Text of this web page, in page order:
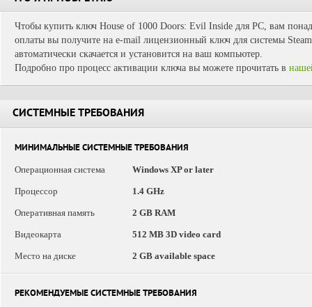
Чтобы купить ключ House of 1000 Doors: Evil Inside для PC, вам
оплаты вы получите на e-mail лицензионный ключ для системы
автоматически скачается и установится на ваш компьютер.
Подробно про процесс активации ключа вы можете прочитать в
СИСТЕМНЫЕ ТРЕБОВАНИЯ
МИНИМАЛЬНЫЕ СИСТЕМНЫЕ ТРЕБОВАНИЯ
Операционная система
Windows XP or later
Процессор 1.4 GHz
Оперативная память 2 GB RAM
Видеокарта 512 MB 3D video card
Место на диске 2 GB available space
РЕКОМЕНДУЕМЫЕ СИСТЕМНЫЕ ТРЕБОВАНИЯ